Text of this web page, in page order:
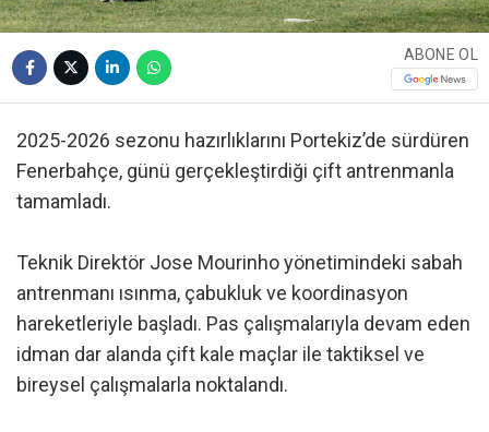
ABONE OL
2025-2026 sezonu hazırlıklarını Portekiz’de sürdüren
Fenerbahçe, günü gerçekleştirdiği çift antrenmanla
tamamladı.
Teknik Direktör Jose Mourinho yönetimindeki sabah
antrenmanı ısınma, çabukluk ve koordinasyon
hareketleriyle başladı. Pas çalışmalarıyla devam eden
idman dar alanda çift kale maçlar ile taktiksel ve
bireysel çalışmalarla noktalandı.